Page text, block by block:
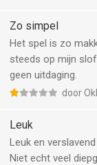
Zo simpel
Het spel is zo
steeds op mijn
geen uitdaging.
door
Leuk
Leuk en
Niet echt veel